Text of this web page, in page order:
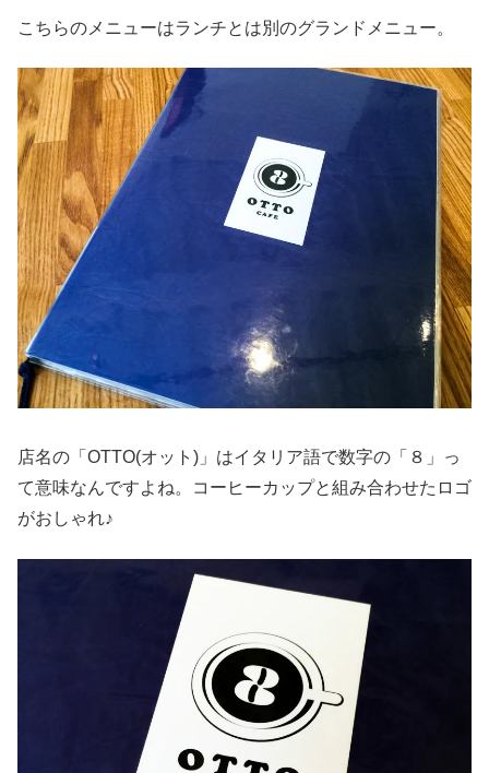
こちらのメニューはランチとは別のグランドメニュー。
店名の「OTTO(オット)」はイタリア語で数字の「８」っ
て意味なんですよね。コーヒーカップと組み合わせたロゴ
がおしゃれ♪